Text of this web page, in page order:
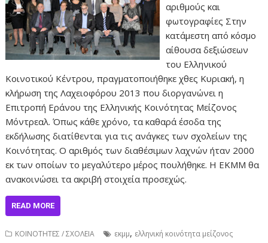
αριθμούς και
φωτογραφίες Στην
κατάμεστη από κόσμο
αίθουσα δεξιώσεων
του Ελληνικού
Κοινοτικού Κέντρου, πραγματοποιήθηκε χθες Κυριακή, η
κλήρωση της Λαχειοφόρου 2013 που διοργανώνει η
Επιτροπή Εράνου της Ελληνικής Κοινότητας Μείζονος
Μόντρεαλ. Όπως κάθε χρόνο, τα καθαρά έσοδα της
εκδήλωσης διατίθενται για τις ανάγκες των σχολείων της
Κοινότητας. Ο αριθμός των διαθέσιμων λαχνών ήταν 2000
εκ των οποίων το μεγαλύτερο μέρος πουλήθηκε. Η ΕΚΜΜ θα
ανακοινώσει τα ακριβή στοιχεία προσεχώς.
READ MORE
ΚΟΙΝΟΤΗΤΕΣ / ΣΧΟΛΕΙΑ εκμμ, ελληνική κοινότητα μείζονος